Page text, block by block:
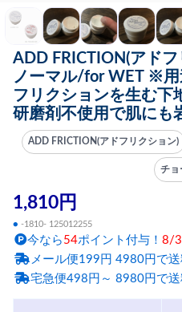
ADD FRICTION(アド
ノーマル/for WET ※
フリクションを生む下
研磨剤不使用で肌にも
ADD FRICTION(アドフリクション)
チョ
1,810円
● -1810- 125012255
今なら 54ポイント付与！ 8/
メール便199円 4980円で送
宅急便498円～ 8980円で送